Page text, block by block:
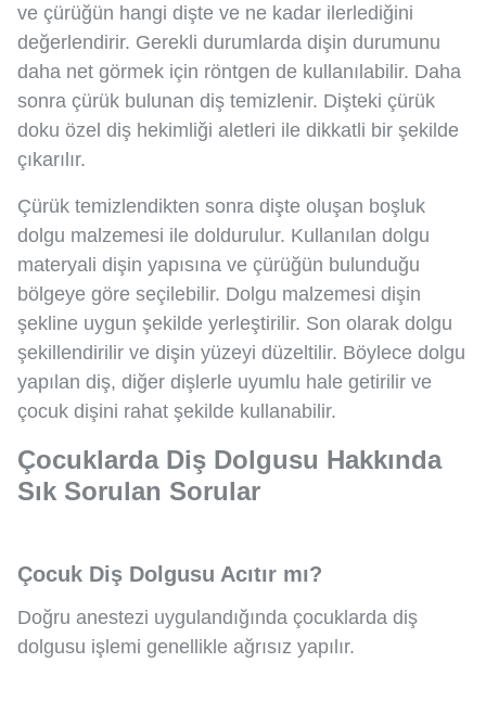
ve çürüğün hangi dişte ve ne kadar ilerlediğini
değerlendirir. Gerekli durumlarda dişin durumunu
daha net görmek için röntgen de kullanılabilir. Daha
sonra çürük bulunan diş temizlenir. Dişteki çürük
doku özel diş hekimliği aletleri ile dikkatli bir şekilde
çıkarılır.
Çürük temizlendikten sonra dişte oluşan boşluk
dolgu malzemesi ile doldurulur. Kullanılan dolgu
materyali dişin yapısına ve çürüğün bulunduğu
bölgeye göre seçilebilir. Dolgu malzemesi dişin
şekline uygun şekilde yerleştirilir. Son olarak dolgu
şekillendirilir ve dişin yüzeyi düzeltilir. Böylece dolgu
yapılan diş, diğer dişlerle uyumlu hale getirilir ve
çocuk dişini rahat şekilde kullanabilir.
Çocuklarda Diş Dolgusu Hakkında
Sık Sorulan Sorular
Çocuk Diş Dolgusu Acıtır mı?
Doğru anestezi uygulandığında çocuklarda diş
dolgusu işlemi genellikle ağrısız yapılır.